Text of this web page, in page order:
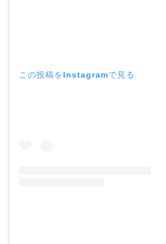
この投稿をInstagramで見る